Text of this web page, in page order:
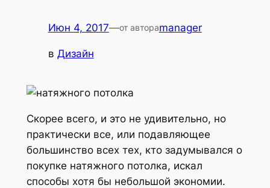
Июн 4, 2017—от автораmanager
в Дизайн
Скорее всего, и это не удивительно, но
практически все, или подавляющее
большинство всех тех, кто задумывался о
покупке натяжного потолка, искал
способы хотя бы небольшой экономии.